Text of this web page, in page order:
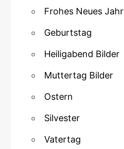
Frohes Neues Jahr
Geburtstag
Heiligabend Bilder
Muttertag Bilder
Ostern
Silvester
Vatertag